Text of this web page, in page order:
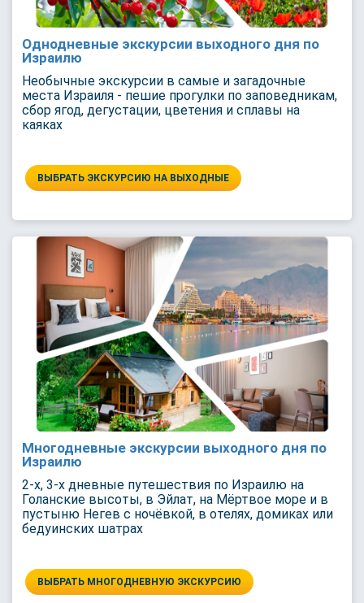
Однодневные экскурсии выходного дня по
Израилю
Необычные экскурсии в самые и загадочные
места Израиля - пешие прогулки по заповедникам,
сбор ягод, дегустации, цветения и сплавы на
каяках
ВЫБРАТЬ ЭКСКУРСИЮ НА ВЫХОДНЫЕ
Многодневные экскурсии выходного дня по
Израилю
2-х, 3-х дневные путешествия по Израилю на
Голанские высоты, в Эйлат, на Мёртвое море и в
пустыню Негев с ночёвкой, в отелях, домиках или
бедуинских шатрах
ВЫБРАТЬ МНОГОДНЕВНУЮ ЭКСКУРСИЮ